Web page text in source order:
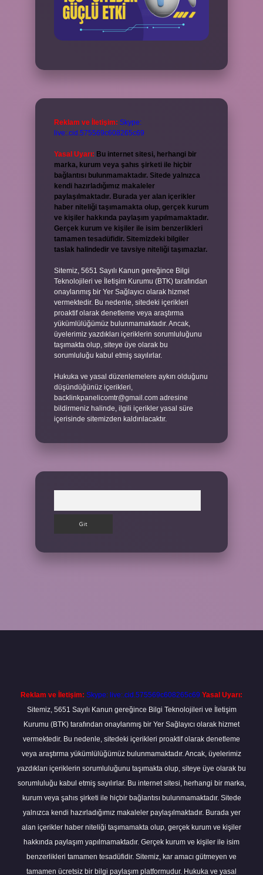
Reklam ve İletişim: Skype:
live:.cid.575569c608265c69
Yasal Uyarı: Bu internet sitesi, herhangi bir
marka, kurum veya şahıs şirketi ile hiçbir
bağlantısı bulunmamaktadır. Sitede yalnızca
kendi hazırladığımız makaleler
paylaşılmaktadır. Burada yer alan içerikler
haber niteliği taşımamakta olup, gerçek kurum
ve kişiler hakkında paylaşım yapılmamaktadır.
Gerçek kurum ve kişiler ile isim benzerlikleri
tamamen tesadüfidir. Sitemizdeki bilgiler
taslak halindedir ve tavsiye niteliği taşımazlar.
Sitemiz, 5651 Sayılı Kanun gereğince Bilgi
Teknolojileri ve İletişim Kurumu (BTK) tarafından
onaylanmış bir Yer Sağlayıcı olarak hizmet
vermektedir. Bu nedenle, sitedeki içerikleri
proaktif olarak denetleme veya araştırma
yükümlülüğümüz bulunmamaktadır. Ancak,
üyelerimiz yazdıkları içeriklerin sorumluluğunu
taşımakta olup, siteye üye olarak bu
sorumluluğu kabul etmiş sayılırlar.
Hukuka ve yasal düzenlemelere aykırı olduğunu
düşündüğünüz içerikleri,
backlinkpanelicomtr@gmail.com adresine
bildirmeniz halinde, ilgili içerikler yasal süre
içerisinde sitemizden kaldırılacaktır.
Reklam ve İletişim: Skype: live:.cid.575569c608265c69 Yasal Uyarı:
Sitemiz, 5651 Sayılı Kanun gereğince Bilgi Teknolojileri ve İletişim
Kurumu (BTK) tarafından onaylanmış bir Yer Sağlayıcı olarak hizmet
vermektedir. Bu nedenle, sitedeki içerikleri proaktif olarak denetleme
veya araştırma yükümlülüğümüz bulunmamaktadır. Ancak, üyelerimiz
yazdıkları içeriklerin sorumluluğunu taşımakta olup, siteye üye olarak bu
sorumluluğu kabul etmiş sayılırlar. Bu internet sitesi, herhangi bir marka,
kurum veya şahıs şirketi ile hiçbir bağlantısı bulunmamaktadır. Sitede
yalnızca kendi hazırladığımız makaleler paylaşılmaktadır. Burada yer
alan içerikler haber niteliği taşımamakta olup, gerçek kurum ve kişiler
hakkında paylaşım yapılmamaktadır. Gerçek kurum ve kişiler ile isim
benzerlikleri tamamen tesadüfidir. Sitemiz, kar amacı gütmeyen ve
tamamen ücretsiz bir bilgi paylaşım platformudur. Hukuka ve yasal